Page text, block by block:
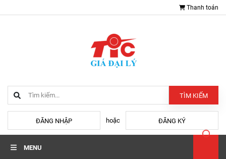
Thanh toán
TÌM KIẾM
ĐĂNG NHẬP hoặc ĐĂNG KÝ
MENU